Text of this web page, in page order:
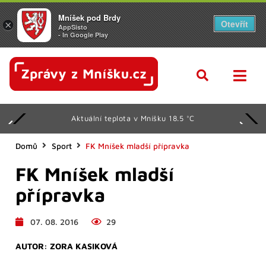
Aktuální teplota v Mníšku 18.5 °C
Domů Sport FK Mníšek mladší přípravka
FK Mníšek mladší
přípravka
07. 08. 2016 29
AUTOR: ZORA KASIKOVÁ
×
Mníšek pod Brdy
AppSisto
- In Google Play
Otevřít